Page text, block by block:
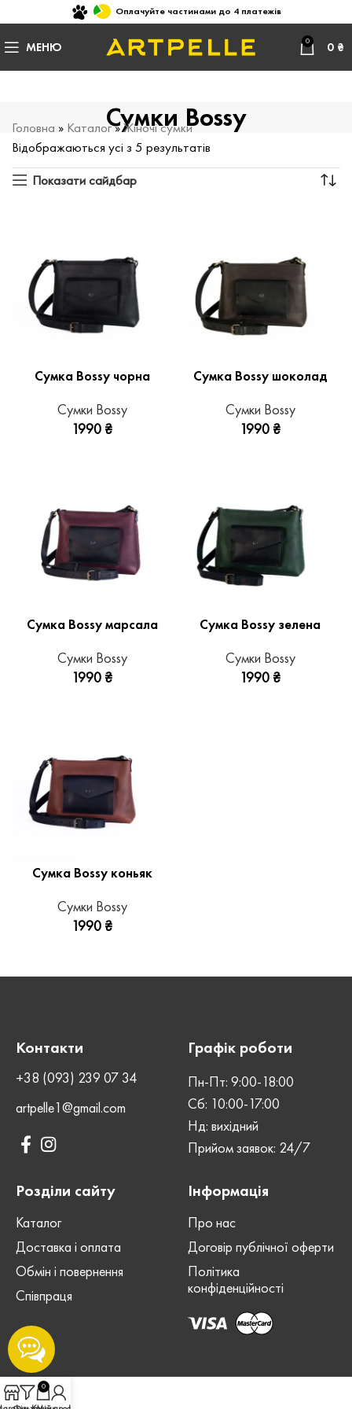
Оплачуйте частинами до 4 платежів
МЕНЮ 0 0 ₴
Сумки Bossy
Головна » Каталог»Жіночі сумки
Відображаються усі з 5 результатів
Показати сайдбар
Сумка Bossy чорна
Сумки Bossy
1990 ₴
Сумка Bossy шоколад
Сумки Bossy
1990 ₴
Сумка Bossy марсала
Сумки Bossy
1990 ₴
Сумка Bossy зелена
Сумки Bossy
1990 ₴
Сумка Bossy коньяк
Сумки Bossy
1990 ₴
Контакти
+38 (093) 239 07 34
artpelle1@gmail.com
Графік роботи
Пн-Пт: 9:00-18:00
Сб: 10:00-17:00
Нд: вихідний
Прийом заявок: 24/7
Розділи сайту
Каталог
Доставка і оплата
Обмін і повернення
Співпраця
Інформація
Про нас
Договір публічної оферти
Політика
конфіденційності
0